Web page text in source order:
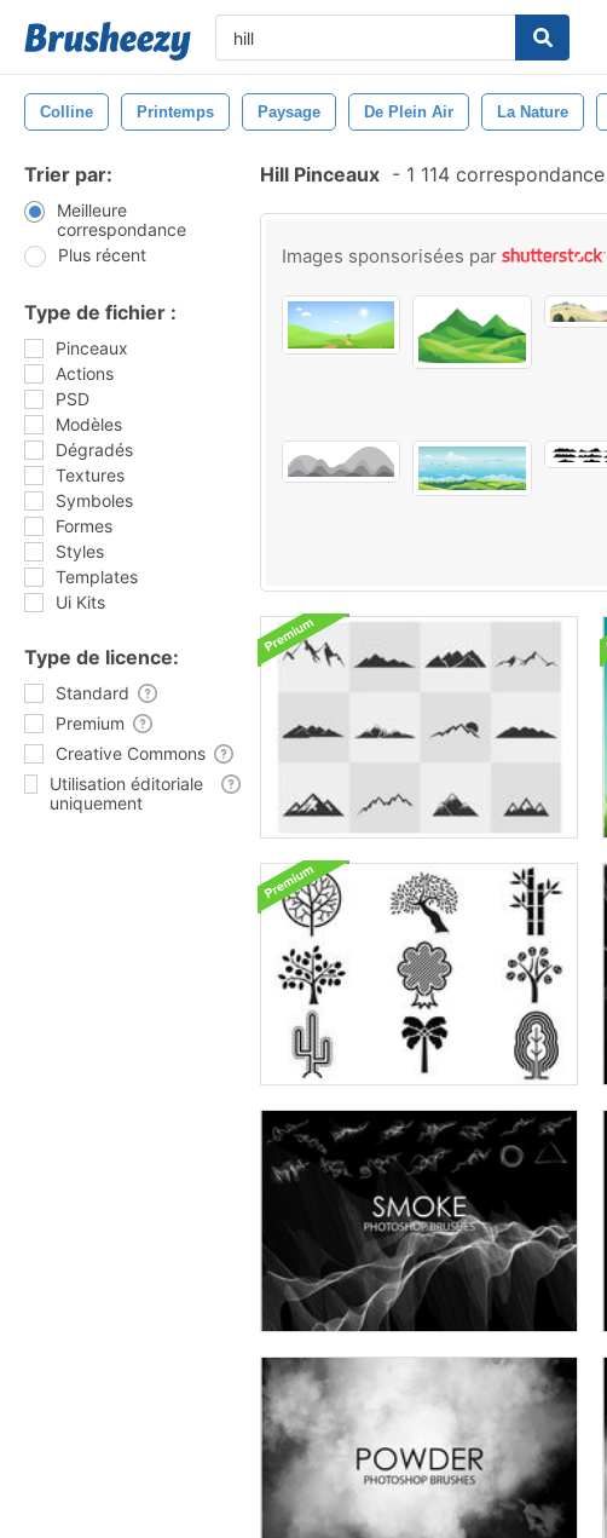
Colline Printemps Paysage De Plein Air La Nature
Trier par:
Meilleure
correspondance
Plus récent
Type de fichier :
Pinceaux
Actions
PSD
Modèles
Dégradés
Textures
Symboles
Formes
Styles
Templates
Ui Kits
Type de licence:
Standard
Premium
Creative Commons
Utilisation éditoriale
uniquement
Hill Pinceaux - 1 114
Images sponsorisées par